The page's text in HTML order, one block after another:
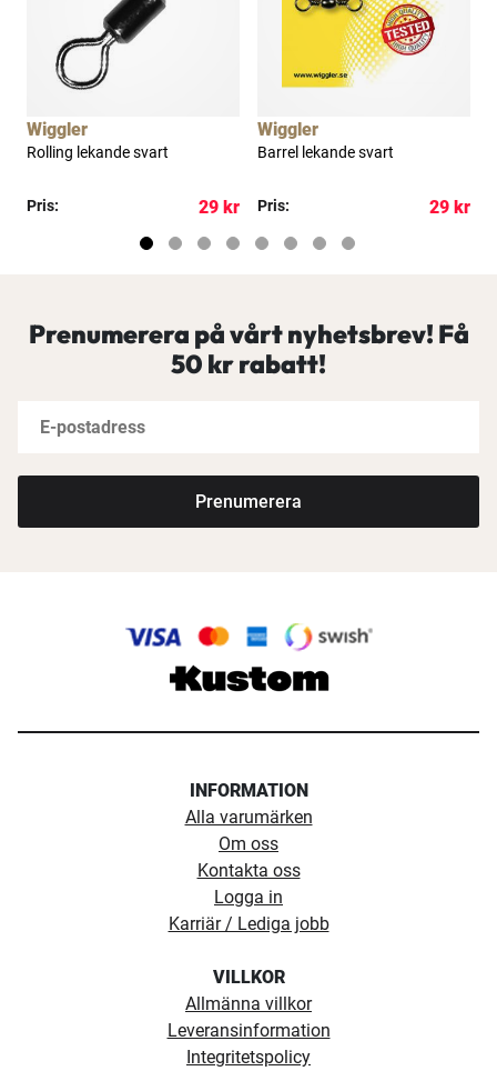
Wiggler
Rolling lekande svart
Pris: 29 kr
Wiggler
Barrel lekande svart
Pris: 29 kr
Prenumerera på vårt nyhetsbrev! Få
50 kr rabatt!
Prenumerera
INFORMATION
Alla varumärken
Om oss
Kontakta oss
Logga in
Karriär / Lediga jobb
VILLKOR
Allmänna villkor
Leveransinformation
Integritetspolicy